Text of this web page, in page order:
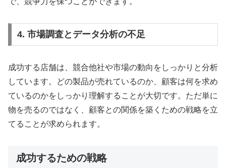
4. 市場調査とデータ分析の不足
成功する店舗は、競合他社や市場の動向をしっかりと分析
しています。どの製品が売れているのか、顧客は何を求め
ているのかをしっかり理解することが大切です。ただ単に
物を売るのではなく、顧客との関係を築くための戦略を立
てることが求められます。
成功するための戦略